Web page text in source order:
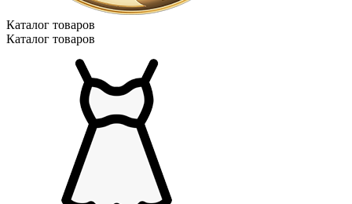
Каталог товаров
Каталог товаров